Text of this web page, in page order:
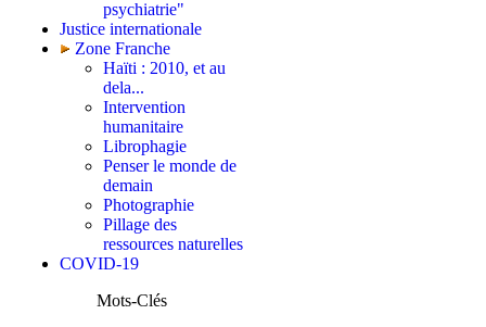
psychiatrie"
Justice internationale
Zone Franche
Haïti : 2010, et au
dela...
Intervention
humanitaire
Librophagie
Penser le monde de
demain
Photographie
Pillage des
ressources naturelles
COVID-19
Mots-Clés